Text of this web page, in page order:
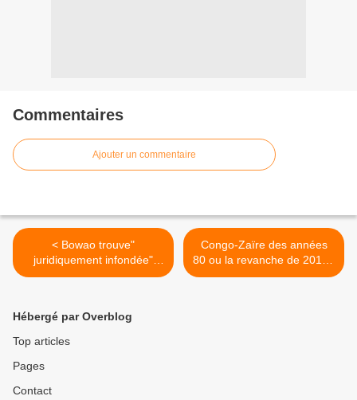
Commentaires
Ajouter un commentaire
< Bowao trouve"
juridiquement infondée"
l'option du PCT à changer
Congo-Zaïre des années
80 ou la revanche de 2015 !
>
Hébergé par Overblog
Top articles
Pages
Contact